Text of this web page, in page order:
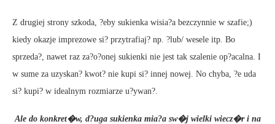
Z drugiej strony szkoda, ?eby sukienka wisia?a bezczynnie w szafie;)
kiedy okazje imprezowe si? przytrafiaj? np. ?lub/ wesele itp. Bo
sprzeda?, nawet raz za?o?onej sukienki nie jest tak szalenie op?acalna. I
w sume za uzyskan? kwot? nie kupi si? innej nowej. No chyba, ?e uda
si? kupi? w idealnym rozmiarze u?ywan?.
Ale do konkret�w, d?uga sukienka mia?a sw�j wielki wiecz�r i na